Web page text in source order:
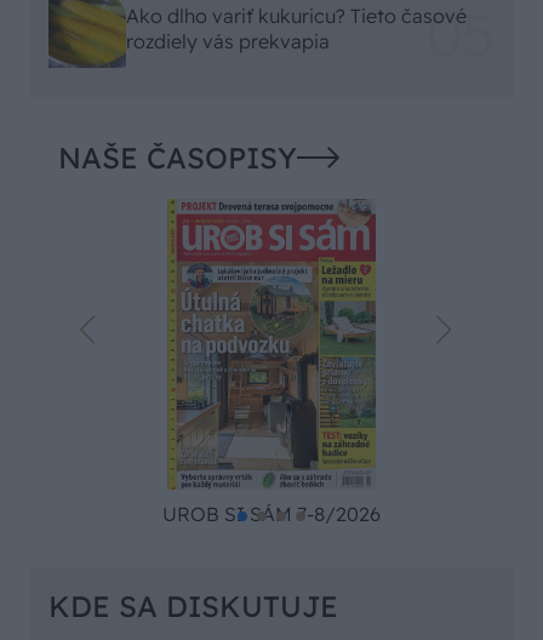
Ako dlho variť kukuricu? Tieto časové
rozdiely vás prekvapia
NAŠE ČASOPISY
UROB SI SÁM 7-8/2026
KDE SA DISKUTUJE